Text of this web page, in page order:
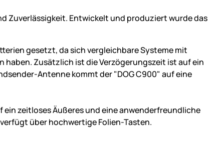
Zuverlässigkeit. Entwickelt und produziert wurde das
gesetzt, da sich vergleichbare Systeme mit
haben. Zusätzlich ist die Verzögerungszeit ist auf ein
Antenne kommt der "DOG C900" auf eine
ein zeitloses Äußeres und eine anwenderfreundliche
über hochwertige Folien-Tasten.